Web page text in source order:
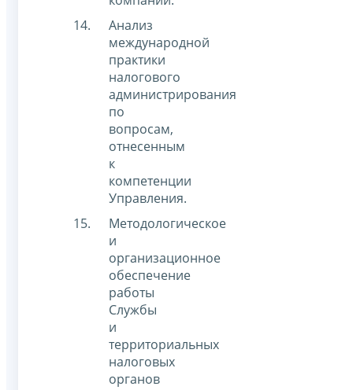
Анализ
международной
практики
налогового
администрирования
по
вопросам,
отнесенным
к
компетенции
Управления.
Методологическое
и
организационное
обеспечение
работы
Службы
и
территориальных
налоговых
органов